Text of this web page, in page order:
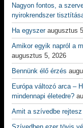
Nagyon fontos, a
nyirokrendszer
Ha egyszer augusztus
Amikor egyik napról a
augusztus 5, 2026
Bennünk élő érzés
Európa változó arca –
mindennapi életedre?
Amit a szívedbe rejtesz